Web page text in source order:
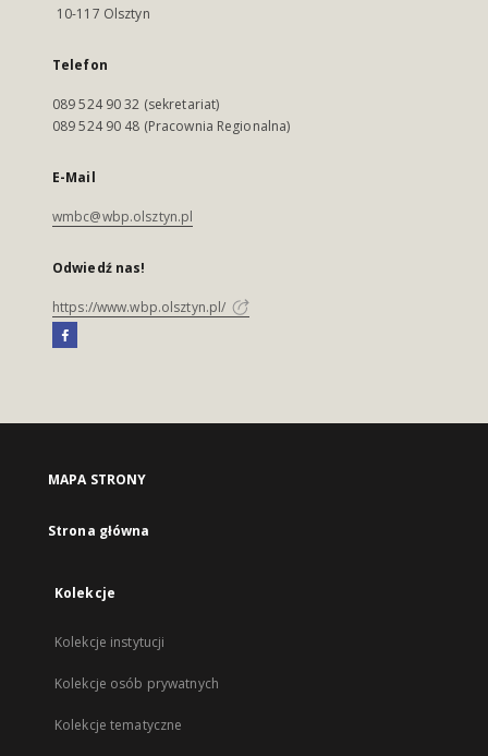
10-117 Olsztyn
Telefon
089 524 90 32 (sekretariat)
089 524 90 48 (Pracownia Regionalna)
E-Mail
wmbc@wbp.olsztyn.pl
Odwiedź nas!
https://www.wbp.olsztyn.pl/
MAPA STRONY
Strona główna
Kolekcje
Kolekcje instytucji
Kolekcje osób prywatnych
Kolekcje tematyczne